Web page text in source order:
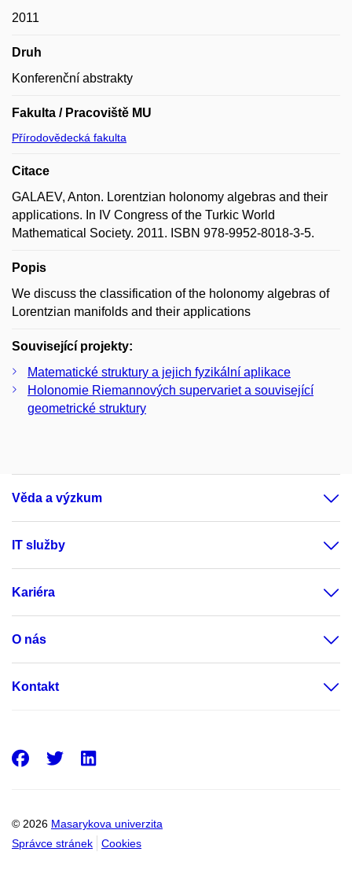
2011
Druh
Konferenční abstrakty
Fakulta / Pracoviště MU
Přírodovědecká fakulta
Citace
GALAEV, Anton. Lorentzian holonomy algebras and their
applications. In IV Congress of the Turkic World
Mathematical Society. 2011. ISBN 978-9952-8018-3-5.
Popis
We discuss the classification of the holonomy algebras of
Lorentzian manifolds and their applications
Související projekty:
Matematické struktury a jejich fyzikální aplikace
Holonomie Riemannových supervariet a související
geometrické struktury
Věda a výzkum
IT služby
Kariéra
O nás
Kontakt
© 2026 Masarykova univerzita
Správce stránek
Cookies
Facebook
Twitter